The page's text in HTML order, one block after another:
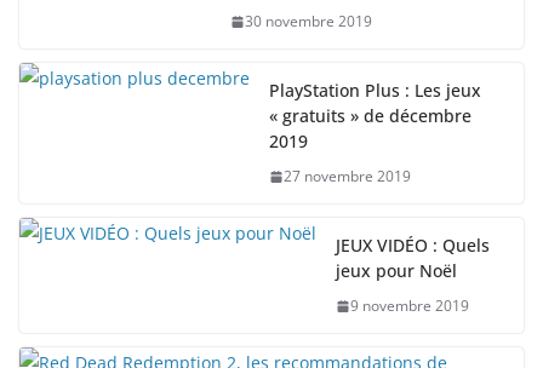
30 novembre 2019
PlayStation Plus : Les jeux
« gratuits » de décembre
2019
27 novembre 2019
JEUX VIDÉO : Quels
jeux pour Noël
9 novembre 2019